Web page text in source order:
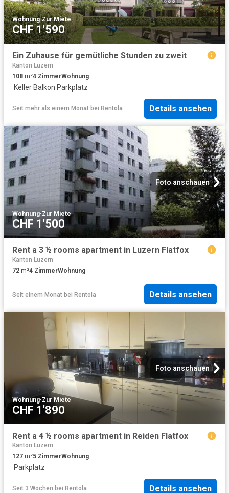
Wohnung·Zur Miete
CHF 1'590
Ein Zuhause für gemütliche Stunden zu zweit
Kanton Luzern
108 m²4 ZimmerWohnung
·Keller·Balkon·Parkplatz
Seit mehr als einem Monat bei Rentola Details ansehen
Foto anschauen
Wohnung·Zur Miete
CHF 1'500
Rent a 3 ½ rooms apartment in Luzern Flatfox
Kanton Luzern
72 m²4 ZimmerWohnung
Seit einem Monat bei Rentola Details ansehen
Foto anschauen
Wohnung·Zur Miete
CHF 1'890
Rent a 4 ½ rooms apartment in Reiden Flatfox
Kanton Luzern
127 m²5 ZimmerWohnung
·Parkplatz
Seit 3 Wochen bei Rentola Details ansehen